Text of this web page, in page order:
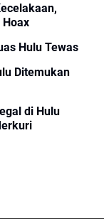
Hoax
Hulu Tewas
Ditemukan
di Hulu